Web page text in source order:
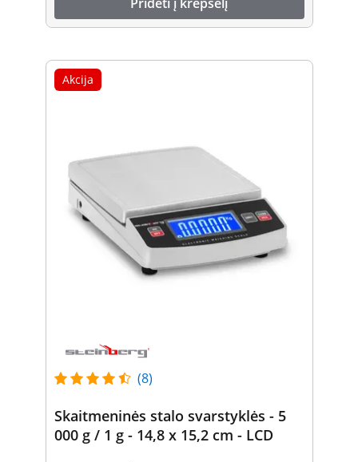
Akcija
(8)
Skaitmeninės stalo svarstyklės - 5
000 g / 1 g - 14,8 x 15,2 cm - LCD